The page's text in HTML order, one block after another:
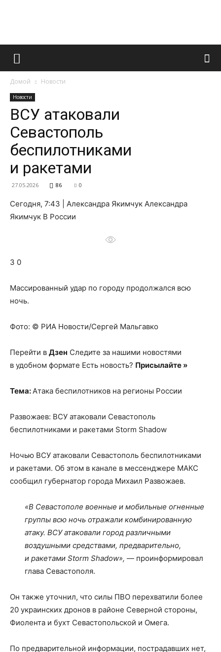
Французский
Домой Новости
Новости
ВСУ атаковали
Севастополь
беспилотниками
и ракетами
27.05.2026 86 0
Сегодня, 7:43 | Александра Якимчук Александра
Якимчук В России
3 0
Массированный удар по городу продолжался всю
ночь.
Фото: © РИА Новости/Сергей Мальгавко
Перейти в Дзен Следите за нашими новостями
в удобном формате Есть новость? Присылайте »
Тема:Атака беспилотников на регионы России
Развожаев: ВСУ атаковали Севастополь
беспилотниками и ракетами Storm Shadow
Ночью ВСУ атаковали Севастополь беспилотниками
и ракетами. Об этом в канале в мессенджере МАКС
сообщил губернатор города Михаил Развожаев.
«В Севастополе военные и мобильные огненные
группы всю ночь отражали комбинированную
атаку. ВСУ атаковали город различными
воздушными средствами, предварительно,
и ракетами Storm Shadow», — проинформировал
глава Севастополя.
Он также уточнил, что силы ПВО перехватили более
20 украинских дронов в районе Северной стороны,
Фиолента и бухт Севастопольской и Омега.
По предварительной информации, пострадавших нет,